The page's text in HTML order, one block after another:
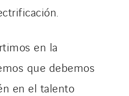
en la
que debemos
en el talento